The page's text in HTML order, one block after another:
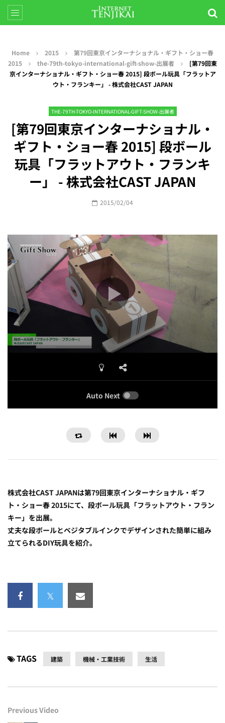
Home 2015
第79回東京インターナショナル・ギフト・ショー春
2015
the-79th-tokyo-international-gift-show-出展者
[第79回東
京インターナショナル・ギフト・ショー春 2015] 段ボール玩具「フラットア
ウト・フランキー」 - 株式会社CAST JAPAN
THE-79TH-TOKYO-INTERNATIONAL-GIFT-SHOW-出展者
[第79回東京インターナショナル・
ギフト・ショー春 2015] 段ボール
玩具「フラットアウト・フランキ
ー」 - 株式会社CAST JAPAN
2015/02/04
Auto Next
株式会社CAST JAPANは第79回東京インターナショナル・ギフ
ト・ショー春 2015にて、段ボール玩具「フラットアウト・フラン
キー」を出展。
丈夫な段ボールとベジタブルインクでデザインされた簡単に組み
立てられるDIY玩具を紹介。
TAGS 建築 機械・工業技術 生活
Previous Video